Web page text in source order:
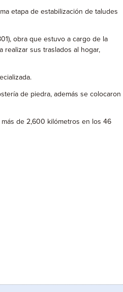
etapa de estabilización de taludes
obra que estuvo a cargo de la
realizar sus traslados al hogar,
de piedra, además se colocaron
de 2,600 kilómetros en los 46